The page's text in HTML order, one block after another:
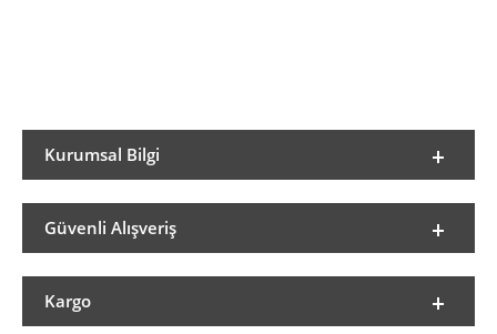
Kurumsal Bilgi
Güvenli Alışveriş
Kargo